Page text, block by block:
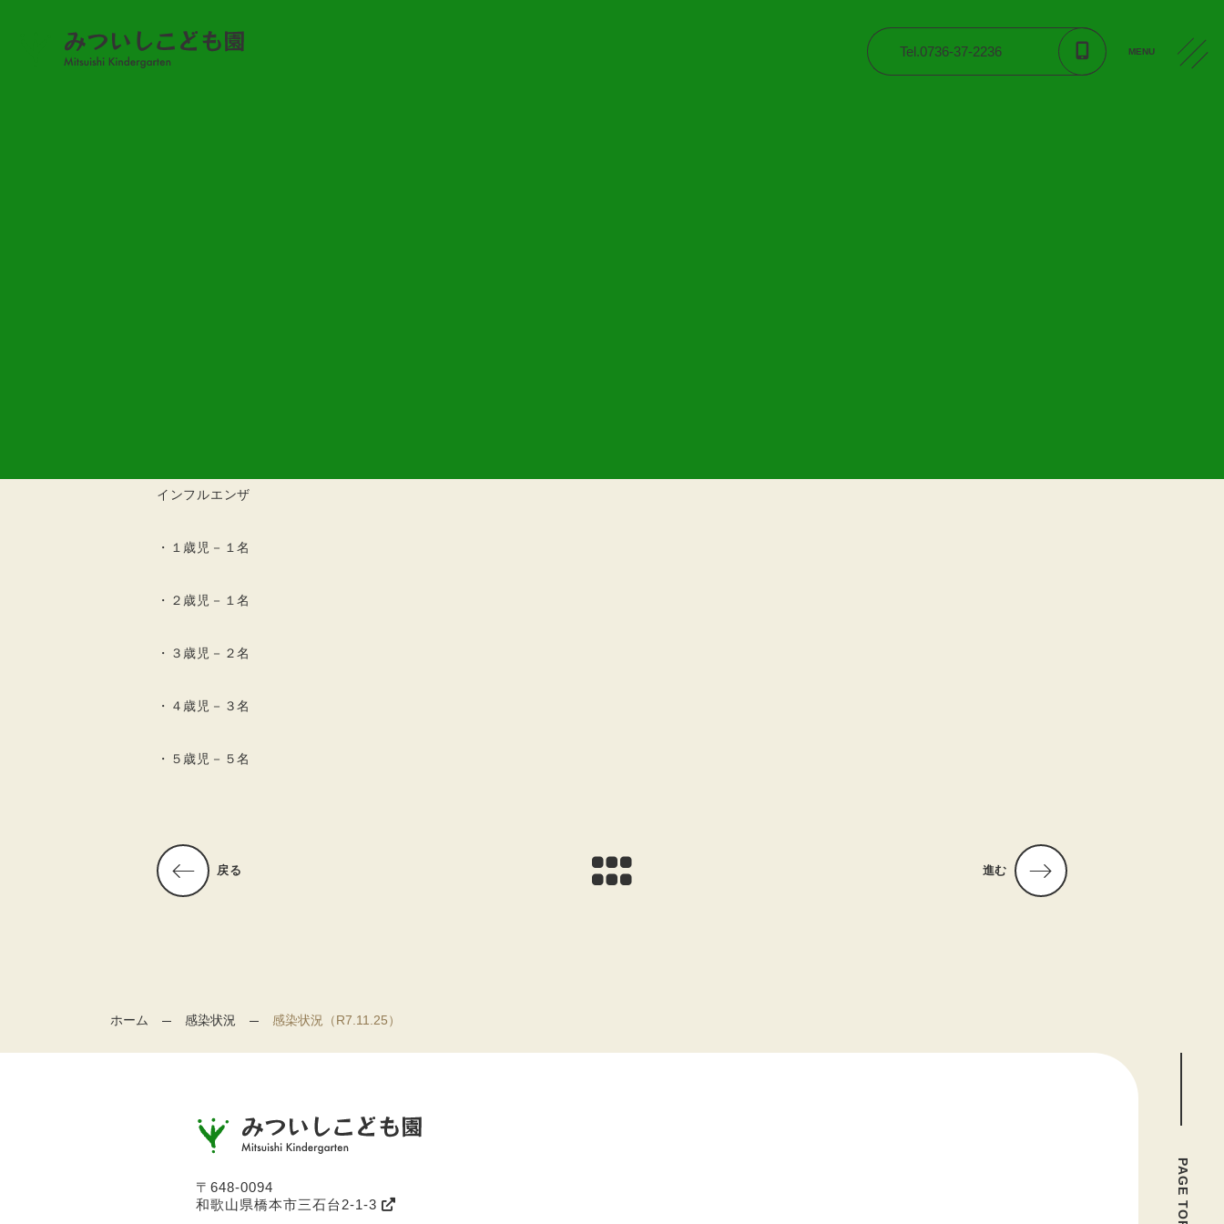
Tel.0736-37-2236 MENU
インフルエンザ
・１歳児－１名
・２歳児－１名
・３歳児－２名
・４歳児－３名
・５歳児－５名
戻る 進む
ホーム 感染状況 感染状況（R7.11.25）
〒648-0094
和歌山県橋本市三石台2-1-3
PAGE TOP